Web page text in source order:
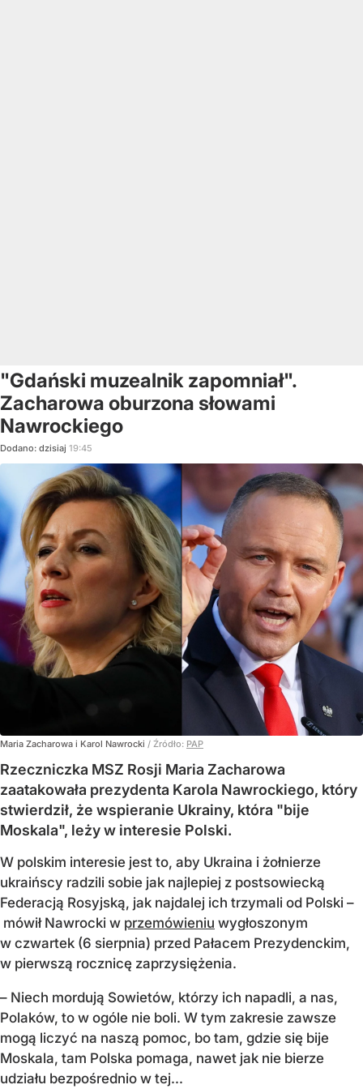
"Gdański muzealnik zapomniał".
Zacharowa oburzona słowami
Nawrockiego
Dodano: dzisiaj 19:45
Maria Zacharowa i Karol Nawrocki / Źródło: PAP
Rzeczniczka MSZ Rosji Maria Zacharowa
zaatakowała prezydenta Karola Nawrockiego, który
stwierdził, że wspieranie Ukrainy, która "bije
Moskala", leży w interesie Polski.
W polskim interesie jest to, aby Ukraina i żołnierze
ukraińscy radzili sobie jak najlepiej z postsowiecką
Federacją Rosyjską, jak najdalej ich trzymali od Polski –
mówił Nawrocki w przemówieniu wygłoszonym
w czwartek (6 sierpnia) przed Pałacem Prezydenckim,
w pierwszą rocznicę zaprzysiężenia.
– Niech mordują Sowietów, którzy ich napadli, a nas,
Polaków, to w ogóle nie boli. W tym zakresie zawsze
mogą liczyć na naszą pomoc, bo tam, gdzie się bije
Moskala, tam Polska pomaga, nawet jak nie bierze
udziału bezpośrednio w tej...